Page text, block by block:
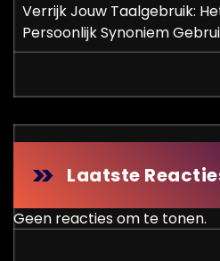
Verrijk Jouw Taalgebruik:
Persoonlijk Synoniem
Laatste
Geen reacties om te tonen.